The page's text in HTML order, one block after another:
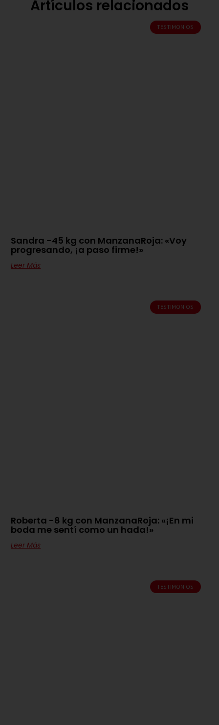
Artículos relacionados
TESTIMONIOS
Sandra -45 kg con ManzanaRoja: «Voy
progresando, ¡a paso firme!»
Leer Más
TESTIMONIOS
Roberta -8 kg con ManzanaRoja: «¡En mi
boda me sentí como un hada!»
Leer Más
TESTIMONIOS